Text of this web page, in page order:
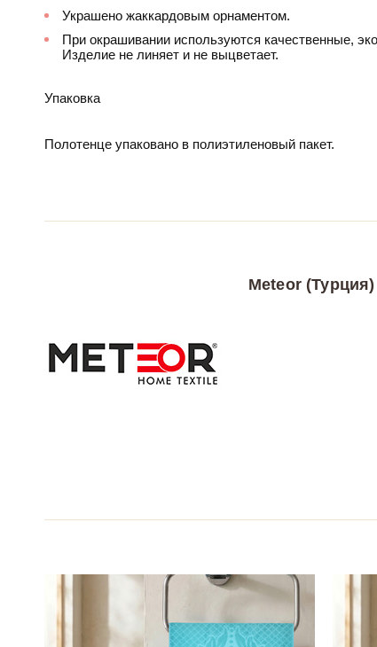
Украшено жаккардовым орнаментом.
При окрашивании используются качественные,
Изделие не линяет и не выцветает.
Упаковка
Полотенце упаковано в полиэтиленовый пакет.
Meteor (Турция)